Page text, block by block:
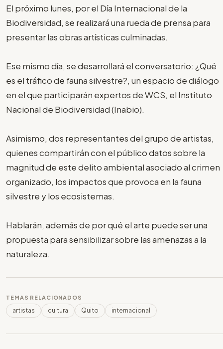
El próximo lunes, por el Día Internacional de la
Biodiversidad, se realizará una rueda de prensa para
presentar las obras artísticas culminadas.
Ese mismo día, se desarrollará el conversatorio: ¿Qué
es el tráfico de fauna silvestre?, un espacio de diálogo
en el que participarán expertos de WCS, el Instituto
Nacional de Biodiversidad (Inabio).
Asimismo, dos representantes del grupo de artistas,
quienes compartirán con el público datos sobre la
magnitud de este delito ambiental asociado al crimen
organizado, los impactos que provoca en la fauna
silvestre y los ecosistemas.
Hablarán, además de por qué el arte puede ser una
propuesta para sensibilizar sobre las amenazas a la
naturaleza.
TEMAS RELACIONADOS
artistas cultura Quito internacional